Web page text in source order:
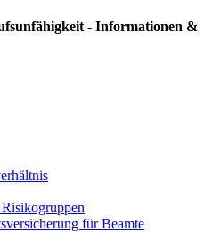
- Informationen &
für Beamte